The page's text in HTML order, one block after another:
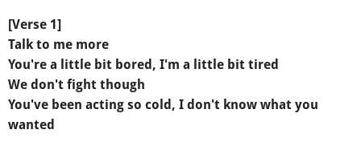
[Verse 1]
Talk to me more
You're a little bit bored, I'm a little bit tired
We don't fight though
You've been acting so cold, I don't know what you
wanted